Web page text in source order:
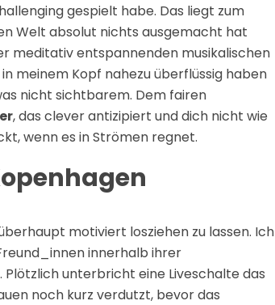
gespielt habe. Das liegt zum
Welt absolut nichts ausgemacht hat
meditativ entspannenden musikalischen
meinem Kopf nahezu überflüssig haben
nicht sichtbarem. Dem fairen
, das clever antizipiert und dich nicht wie
wenn es in Strömen regnet.
motiviert losziehen zu lassen. Ich
innerhalb ihrer
Plötzlich unterbricht eine Liveschalte das
noch kurz verdutzt, bevor das